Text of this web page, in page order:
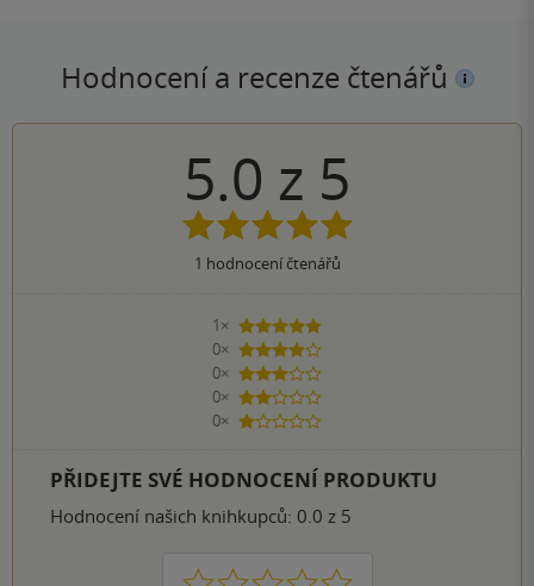
Hodnocení a recenze čtenářů
5.0 z 5
1 hodnocení čtenářů
1×
5 hvězdiček
0×
4 hvězdičky
0×
3 hvězdičky
0×
2 hvězdičky
0×
1 hvezdička
PŘIDEJTE SVÉ HODNOCENÍ PRODUKTU
Hodnocení našich knihkupců: 0.0 z 5
1 2 3 4 5